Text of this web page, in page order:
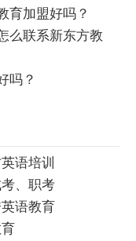
育加盟好吗？
么联系新东方教
吗？
语培训
、职考
语教育